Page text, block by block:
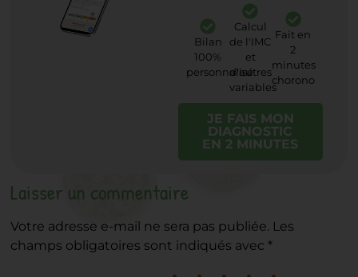
Bilan
100%
personnalisé
Calcul
de l'IMC
et
d'autres
variables
Fait en
2
minutes
chorono
JE FAIS MON
DIAGNOSTIC
EN 2 MINUTES
Laisser un commentaire
Votre adresse e-mail ne sera pas publiée. Les
champs obligatoires sont indiqués avec *